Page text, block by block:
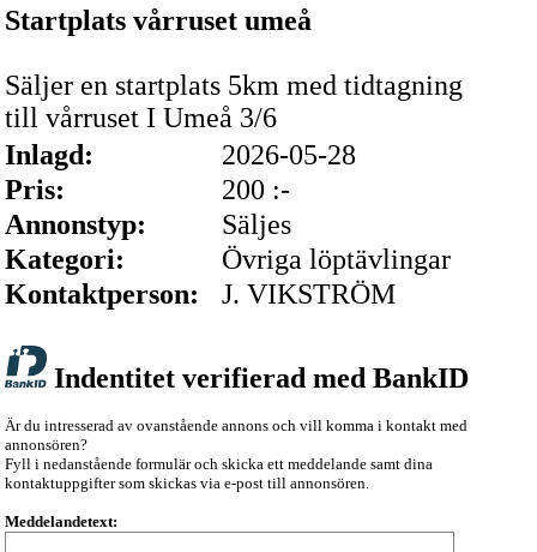
Startplats vårruset umeå
Säljer en startplats 5km med tidtagning
till vårruset I Umeå 3/6
Inlagd:
2026-05-28
Pris:
200 :-
Annonstyp:
Säljes
Kategori:
Övriga löptävlingar
Kontaktperson:
J. VIKSTRÖM
Indentitet verifierad med BankID
Är du intresserad av ovanstående annons och vill komma i kontakt med
annonsören?
Fyll i nedanstående formulär och skicka ett meddelande samt dina
kontaktuppgifter som skickas via e-post till annonsören.
Meddelandetext: